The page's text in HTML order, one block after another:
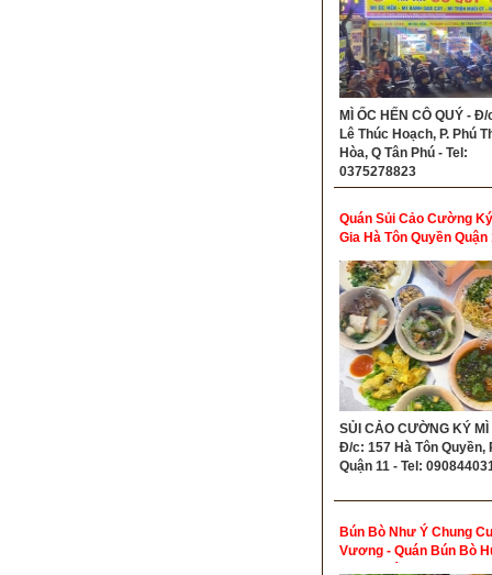
MÌ ỐC HẾN CÔ QUÝ - Đ/
Lê Thúc Hoạch, P. Phú
Hòa, Q Tân Phú - Tel:
0375278823
Quán Sủi Cảo Cường
Gia Hà Tôn Quyền Quận
SỦI CẢO CƯỜNG KÝ MÌ
Đ/c: 157 Hà Tôn Quyền,
Quận 11 - Tel:
Bún Bò Như Ý Chung
Vương - Quán Bún Bò
Ngon Quận 5